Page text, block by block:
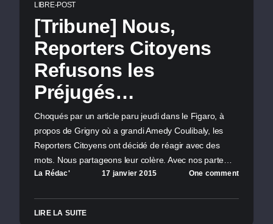
LIBRE-POST
[Tribune] Nous,
Reporters Citoyens
Refusons les
Préjugés…
Choqués par un article paru jeudi dans le Figaro, à
propos de Grigny où a grandi Amedy Coulibaly, les
Reporters Citoyens ont décidé de réagir avec des
mots. Nous partageons leur colère. Avec nos parte…
La Rédac' 17 janvier 2015 One comment
LIRE LA SUITE